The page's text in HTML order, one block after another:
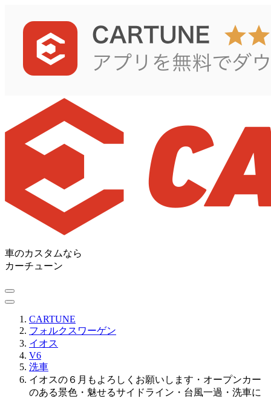
車のカスタムなら
カーチューン
CARTUNE
フォルクスワーゲン
イオス
V6
洗車
イオスの６月もよろしくお願いします・オープンカー
のある景色・魅せるサイドライン・台風一過・洗車に